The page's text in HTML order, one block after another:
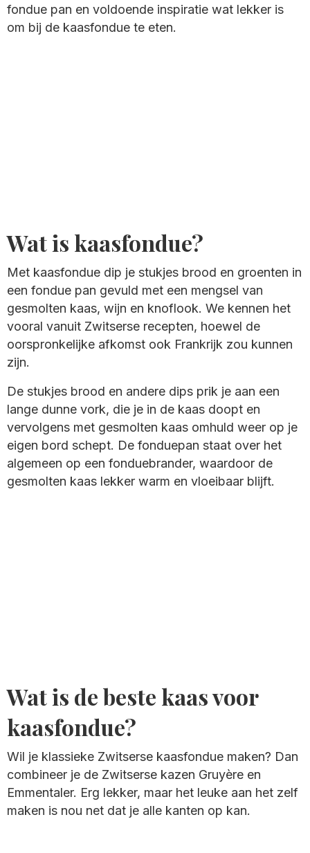
fondue pan en voldoende inspiratie wat lekker is
om bij de kaasfondue te eten.
Wat is kaasfondue?
Met kaasfondue dip je stukjes brood en groenten in
een fondue pan gevuld met een mengsel van
gesmolten kaas, wijn en knoflook. We kennen het
vooral vanuit Zwitserse recepten, hoewel de
oorspronkelijke afkomst ook Frankrijk zou kunnen
zijn.
De stukjes brood en andere dips prik je aan een
lange dunne vork, die je in de kaas doopt en
vervolgens met gesmolten kaas omhuld weer op je
eigen bord schept. De fonduepan staat over het
algemeen op een fonduebrander, waardoor de
gesmolten kaas lekker warm en vloeibaar blijft.
Wat is de beste kaas voor
kaasfondue?
Wil je klassieke Zwitserse kaasfondue maken? Dan
combineer je de Zwitserse kazen Gruyère en
Emmentaler. Erg lekker, maar het leuke aan het zelf
maken is nou net dat je alle kanten op kan.